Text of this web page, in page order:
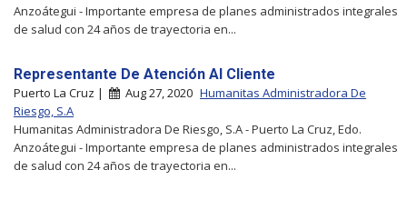
Anzoátegui - Importante empresa de planes administrados integrales
de salud con 24 años de trayectoria en...
Representante De Atención Al Cliente
Puerto La Cruz | Aug 27, 2020 Humanitas Administradora De
Riesgo, S.A
Humanitas Administradora De Riesgo, S.A - Puerto La Cruz, Edo.
Anzoátegui - Importante empresa de planes administrados integrales
de salud con 24 años de trayectoria en...